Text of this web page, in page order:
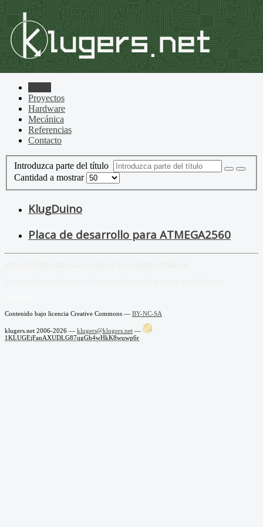
Proyectos
Hardware
Mecánica
Referencias
Contacto
Introduzca parte del título
Cantidad a mostrar
KlugDuino
Placa de desarrollo para ATMEGA2560
Contenido bajo licencia Creative Commons — BY-NC-SA
klugers.net 2006-2026 — klugers@klugers.net —
1KLUGEjFanAXUDLG87qgGh4wHkK8wuwp6r